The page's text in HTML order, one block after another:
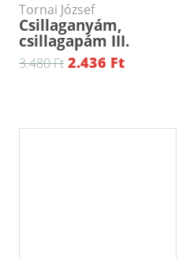
Tornai József
Csillaganyám,
csillagapám III.
3.480 Ft 2.436 Ft